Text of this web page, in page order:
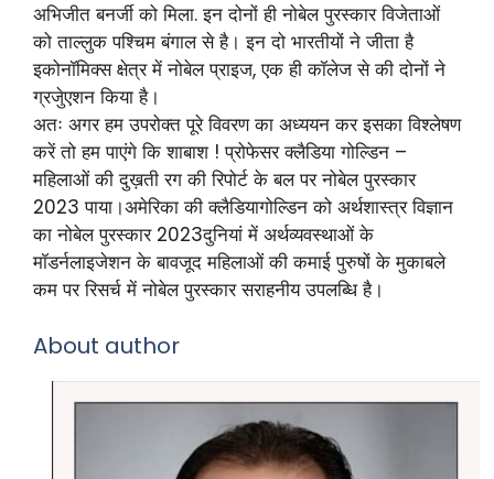
अभिजीत बनर्जी को मिला. इन दोनों ही नोबेल पुरस्कार विजेताओं
को ताल्लुक पश्चिम बंगाल से है। इन दो भारतीयों ने जीता है
इकोनॉमिक्स क्षेत्र में नोबेल प्राइज, एक ही कॉलेज से की दोनों ने
ग्रजेुएशन किया है।
अतः अगर हम उपरोक्त पूरे विवरण का अध्ययन कर इसका विश्लेषण
करें तो हम पाएंगे कि शाबाश ! प्रोफेसर क्लैडिया गोल्डिन –
महिलाओं की दुख़ती रग की रिपोर्ट के बल पर नोबेल पुरस्कार
2023 पाया।अमेरिका की क्लैडियागोल्डिन को अर्थशास्त्र विज्ञान
का नोबेल पुरस्कार 2023दुनियां में अर्थव्यवस्थाओं के
मॉडर्नलाइजेशन के बावजूद महिलाओं की कमाई पुरुषों के मुकाबले
कम पर रिसर्च में नोबेल पुरस्कार सराहनीय उपलब्धि है।
About author